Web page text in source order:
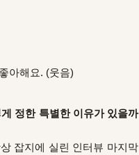
아해요. (웃음)
정한 특별한 이유가 있을까
잡지에 실린 인터뷰 마지막